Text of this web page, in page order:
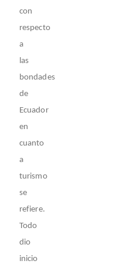
con
respecto
a
las
bondades
de
Ecuador
en
cuanto
a
turismo
se
refiere.
Todo
dio
inicio